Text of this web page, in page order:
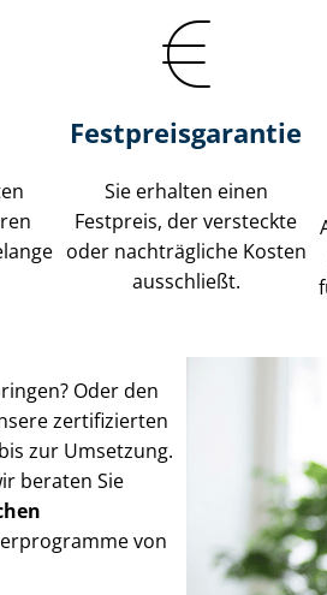
Fest­preis­ga­ran­tie
Sie erhalten einen
Festpreis, der versteckte
oder nachträgliche Kosten
ausschließt.
Oder den
zertifizierten
zur Umsetzung.
beraten Sie
von